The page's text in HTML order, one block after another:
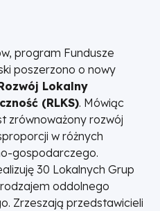
program Fundusze
poszerzono o nowy
Lokalny
(RLKS). Mówiąc
zrównoważony rozwój
w różnych
gospodarczego.
30 Lokalnych Grup
oddolnego
Zrzeszają przedstawicieli